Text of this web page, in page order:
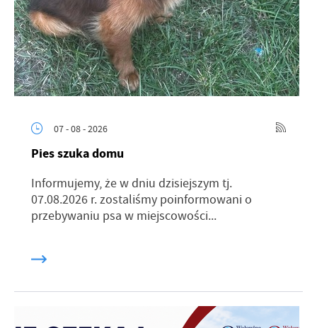
07 - 08 - 2026
Pies szuka domu
Informujemy, że w dniu dzisiejszym tj.
07.08.2026 r. zostaliśmy poinformowani o
przebywaniu psa w miejscowości...